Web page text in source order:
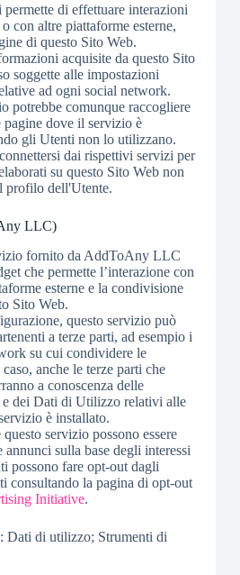
di effettuare interazioni
con altre piattaforme esterne,
di questo Sito Web.
acquisite da questo Sito
soggette alle impostazioni
ad ogni social network.
potrebbe comunque raccogliere
dove il servizio è
gli Utenti non lo utilizzano.
dai rispettivi servizi per
su questo Sito Web non
profilo dell'Utente.
LLC)
fornito da AddToAny LLC
che permette l’interazione con
esterne e la condivisione
Sito Web.
questo servizio può
a terze parti, ad esempio i
su cui condividere le
anche le terze parti che
a conoscenza delle
e dei Dati di Utilizzo relativi alle
è installato.
servizio possono essere
sulla base degli interessi
possono fare opt-out dagli
consultando la pagina di opt-out
Initiative.
Dati di utilizzo; Strumenti di